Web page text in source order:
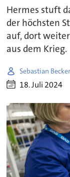
Hermes stuft
der höchsten
auf, dort
aus dem Krieg.
Sebastian Becker
18. Juli 2024